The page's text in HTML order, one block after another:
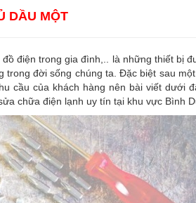
DẦU MỘT
điện trong gia đình,.. là những thiết bị
đời sống chúng ta. Đặc biệt sau
cầu của khách hàng nên bài viết dưới
chữa điện lạnh uy tín tại khu vực Bình